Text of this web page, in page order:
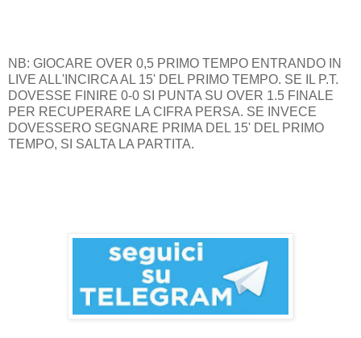
NB: GIOCARE OVER 0,5 PRIMO TEMPO ENTRANDO IN
LIVE ALL'INCIRCA AL 15' DEL PRIMO TEMPO. SE IL P.T.
DOVESSE FINIRE 0-0 SI PUNTA SU OVER 1.5 FINALE
PER RECUPERARE LA CIFRA PERSA. SE INVECE
DOVESSERO SEGNARE PRIMA DEL 15' DEL PRIMO
TEMPO, SI SALTA LA PARTITA.